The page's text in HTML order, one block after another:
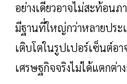
อย่างเดียวอาจไม่สะท้อน
มีฐานที่ใหญ่กว่าหลายประ
เติบโตในรูปเปอร์เซ็นต์อ
เศรษฐกิจจริงไม่ได้แตกต่า